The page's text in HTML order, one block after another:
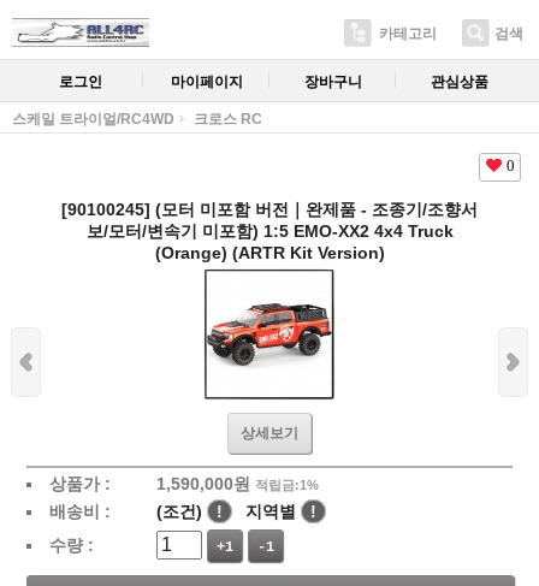
카테고리 검색
로그인 마이페이지 장바구니 관심상품
스케일 트라이얼/RC4WD 크로스 RC
0
[90100245] (모터 미포함 버전｜완제품 - 조종기/조향서
보/모터/변속기 미포함) 1:5 EMO-XX2 4x4 Truck
(Orange) (ARTR Kit Version)
상세보기
상품가 : 1,590,000원 적립금:1%
배송비 : (조건) ! 지역별
!
수량 :
+1 -1